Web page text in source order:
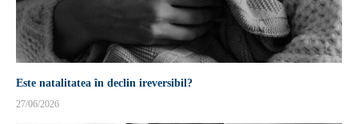
Este natalitatea în declin ireversibil?
27/06/2026